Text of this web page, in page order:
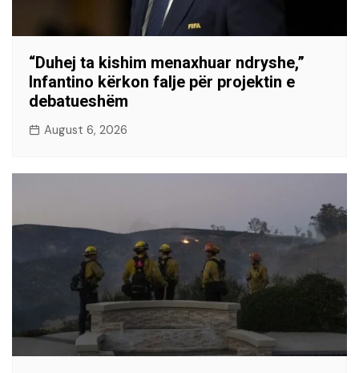
“Duhej ta kishim menaxhuar ndryshe,”
Infantino kërkon falje për projektin e
debatueshëm
August 6, 2026